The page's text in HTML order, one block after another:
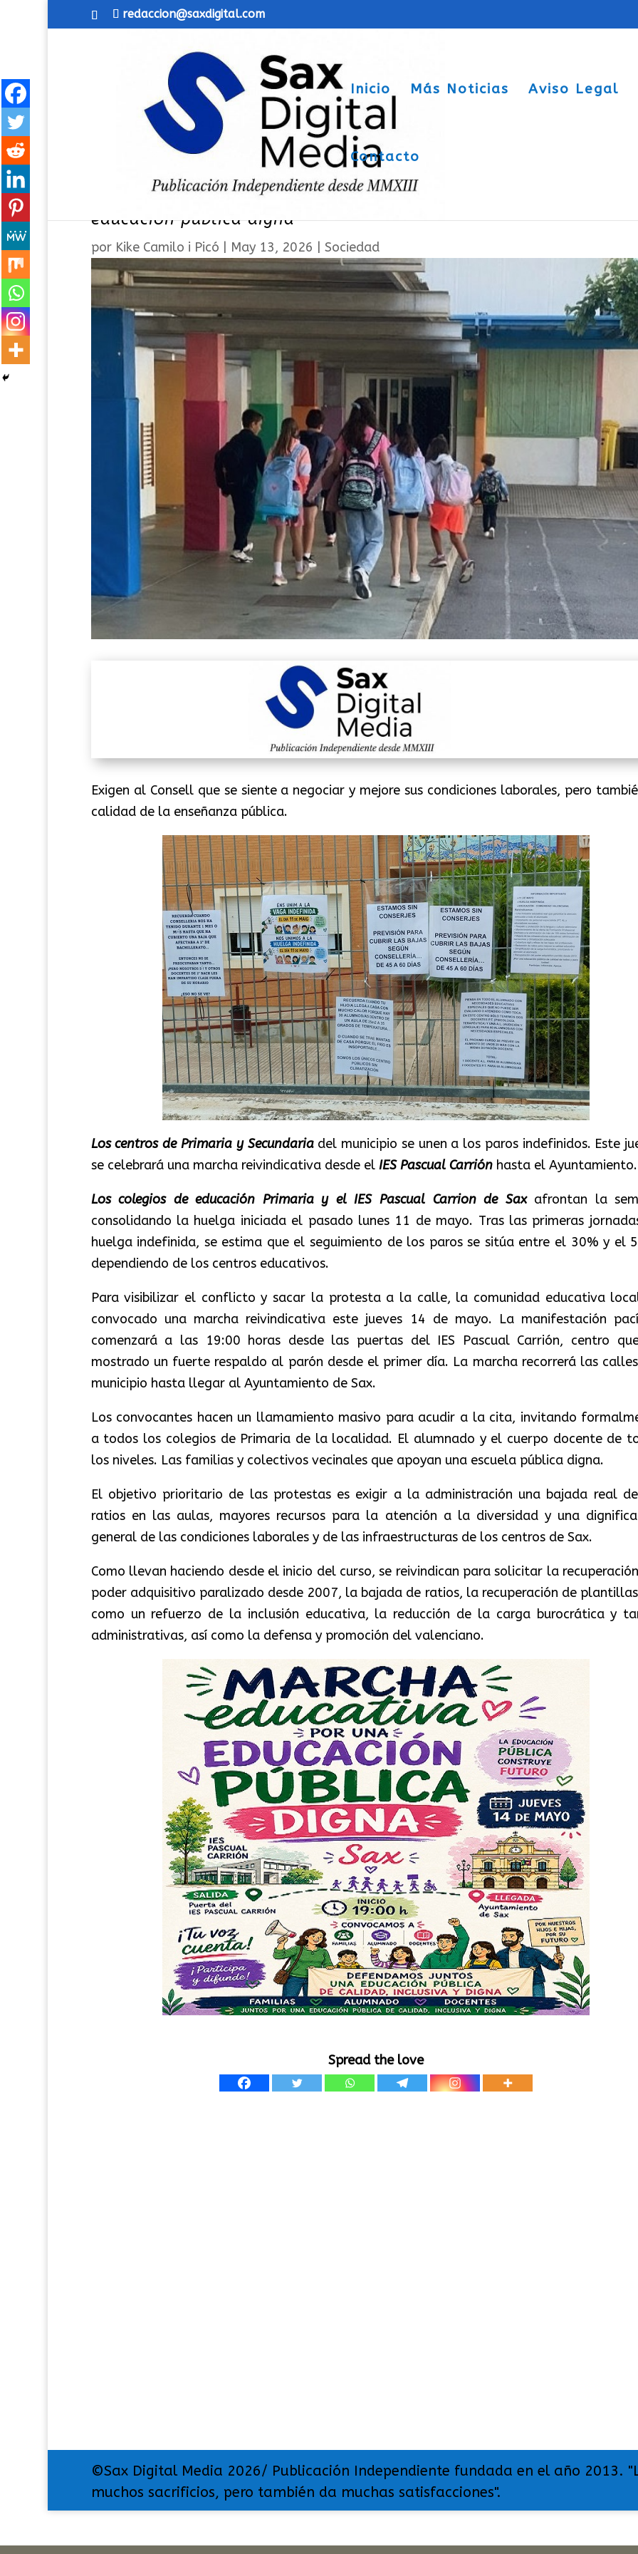
redaccion@saxdigital.com
Inicio Más Noticias Aviso Legal
Contacto
Sigue la huelga indefinida docente en Sax en defensa de una
educación pública digna
por Kike Camilo i Picó May 13, 2026 Sociedad
Exigen al Consell que se siente a negociar y mejore sus condiciones laborales, pero
calidad de la enseñanza pública.
Los centros de Primaria y Secundariadel municipio se unen a los paros indefinidos. Este
se celebrará una marcha reivindicativa desde el IES Pascual Carriónhasta el Ayuntamiento.
Los colegios de educación Primaria y el IES Pascual Carrion de Saxafrontan la
consolidando la huelga iniciada el pasado lunes 11 de mayo. Tras las primeras
huelga indefinida, se estima que el seguimiento de los paros se sitúa entre el 30% y el
dependiendo de los centros educativos.
Para visibilizar el conflicto y sacar la protesta a la calle, la comunidad educativa
convocado una marcha reivindicativa este jueves 14 de mayo. La manifestación
comenzará a las 19:00 horas desde las puertas del IES Pascual Carrión, centro
mostrado un fuerte respaldo al parón desde el primer día. La marcha recorrerá las
municipio hasta llegar al Ayuntamiento de Sax.
Los convocantes hacen un llamamiento masivo para acudir a la cita, invitando
a todos los colegios de Primaria de la localidad. El alumnado y el cuerpo docente de
los niveles. Las familias y colectivos vecinales que apoyan una escuela pública digna.
El objetivo prioritario de las protestas es exigir a la administración una bajada real
ratios en las aulas, mayores recursos para la atención a la diversidad y una
general de las condiciones laborales y de las infraestructuras de los centros de Sax.
Como llevan haciendo desde el inicio del curso, se reivindican para solicitar la
poder adquisitivo paralizado desde 2007, la bajada de ratios, la recuperación de
como un refuerzo de la inclusión educativa, la reducción de la carga burocrática y
administrativas, así como la defensa y promoción del valenciano.
Spread the love
©Sax Digital Media 2026/ Publicación Independiente fundada en el año 2013.
muchos sacrificios, pero también da muchas satisfacciones".